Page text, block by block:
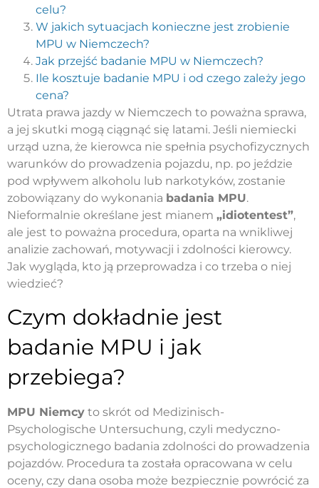
celu?
W jakich sytuacjach konieczne jest zrobienie
MPU w Niemczech?
Jak przejść badanie MPU w Niemczech?
Ile kosztuje badanie MPU i od czego zależy jego
cena?
Utrata prawa jazdy w Niemczech to poważna sprawa,
a jej skutki mogą ciągnąć się latami. Jeśli niemiecki
urząd uzna, że kierowca nie spełnia psychofizycznych
warunków do prowadzenia pojazdu, np. po jeździe
pod wpływem alkoholu lub narkotyków, zostanie
zobowiązany do wykonania badania MPU.
Nieformalnie określane jest mianem „idiotentest”,
ale jest to poważna procedura, oparta na wnikliwej
analizie zachowań, motywacji i zdolności kierowcy.
Jak wygląda, kto ją przeprowadza i co trzeba o niej
wiedzieć?
Czym dokładnie jest
badanie MPU i jak
przebiega?
MPU Niemcy to skrót od Medizinisch-
Psychologische Untersuchung, czyli medyczno-
psychologicznego badania zdolności do prowadzenia
pojazdów. Procedura ta została opracowana w celu
oceny, czy dana osoba może bezpiecznie powrócić za